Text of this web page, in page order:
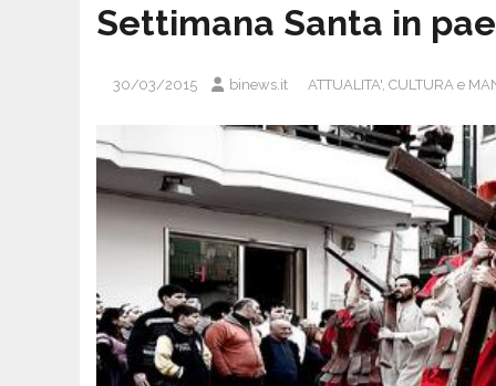
Settimana Santa in
30/03/2015 binews.it ATTUALITA', CULTURA e